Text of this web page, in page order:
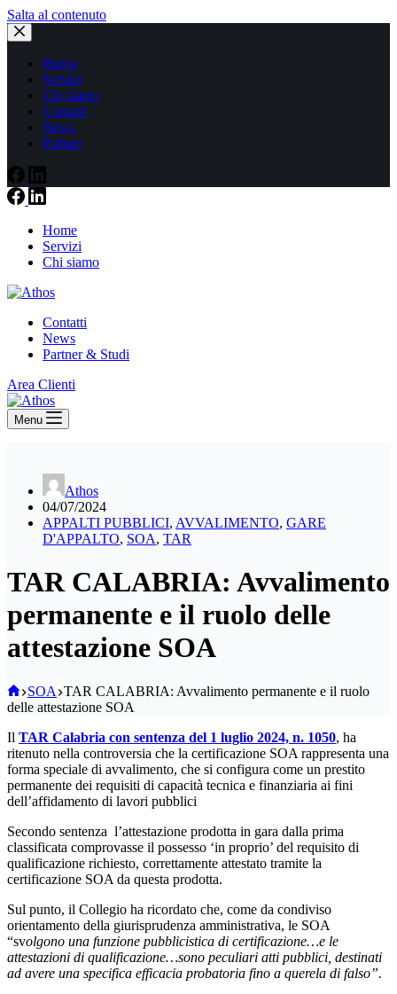
Salta al contenuto
Home
Servizi
Chi siamo
Contatti
News
Partner
Home
Servizi
Chi siamo
Contatti
News
Partner & Studi
Area Clienti
Menu
Athos
04/07/2024
APPALTI PUBBLICI, AVVALIMENTO, GARE
D'APPALTO, SOA, TAR
TAR CALABRIA: Avvalimento
permanente e il ruolo delle
attestazione SOA
Home
SOA TAR CALABRIA: Avvalimento permanente e il ruolo
delle attestazione SOA
Il TAR Calabria con sentenza del 1 luglio 2024, n. 1050, ha
ritenuto nella controversia che la certificazione SOA rappresenta una
forma speciale di avvalimento, che si configura come un prestito
permanente dei requisiti di capacità tecnica e finanziaria ai fini
dell’affidamento di lavori pubblici
Secondo sentenza l’attestazione prodotta in gara dalla prima
classificata comprovasse il possesso ‘in proprio’ del requisito di
qualificazione richiesto, correttamente attestato tramite la
certificazione SOA da questa prodotta.
Sul punto, il Collegio ha ricordato che, come da condiviso
orientamento della giurisprudenza amministrativa, le SOA
“svolgono una funzione pubblicistica di certificazione…e le
attestazioni di qualificazione…sono peculiari atti pubblici, destinati
ad avere una specifica efficacia probatoria fino a querela di falso”.